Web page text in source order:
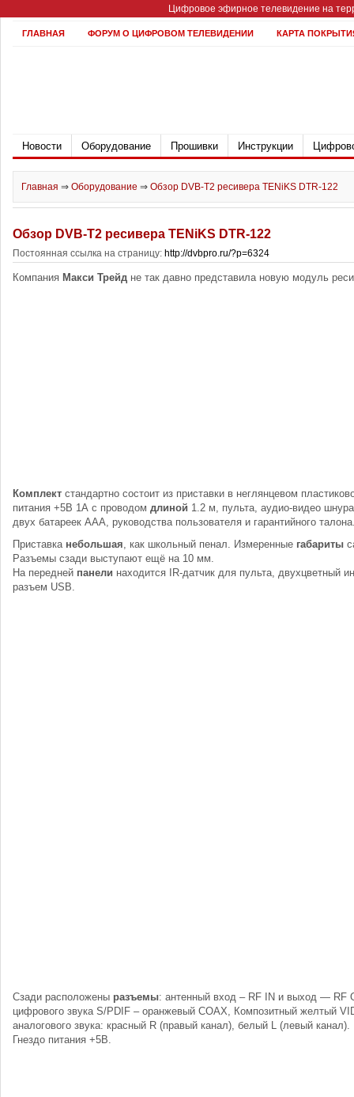
Цифровое эфирное телевидение на
ГЛАВНАЯ ФОРУМ О ЦИФРОВОМ ТЕЛЕВИДЕНИИ КАРТА
Новости Оборудование Прошивки Инструкции
Главная ⇒ Оборудование ⇒ Обзор DVB-T2 ресивера TENiKS DTR-122
Обзор DVB-T2 ресивера TENiKS DTR-122
Постоянная ссылка на страницу: http://dvbpro.ru/?p=6324
Компания Макси Трейд не так давно представила новую модуль
Комплект стандартно состоит из приставки в неглянцевом
питания +5В 1А с проводом длиной 1.2 м, пульта, аудио-видео
двух батареек ААА, руководства пользователя и гарантийного
Приставка небольшая, как школьный пенал. Измеренные габариты
Разъемы сзади выступают ещё на 10 мм.
На передней панели находится IR-датчик для пульта, двухцветный
разъем USB.
Сзади расположены разъемы: антенный вход – RF IN и выход — RF
цифрового звука S/PDIF – оранжевый COAX, Композитный желтый
аналогового звука: красный R (правый канал), белый L (левый
Гнездо питания +5В.